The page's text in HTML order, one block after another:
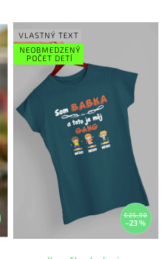
VLASTNÝ TEXT
NEOBMEDZENÝ
POČET DETÍ
€25,90
–23 %